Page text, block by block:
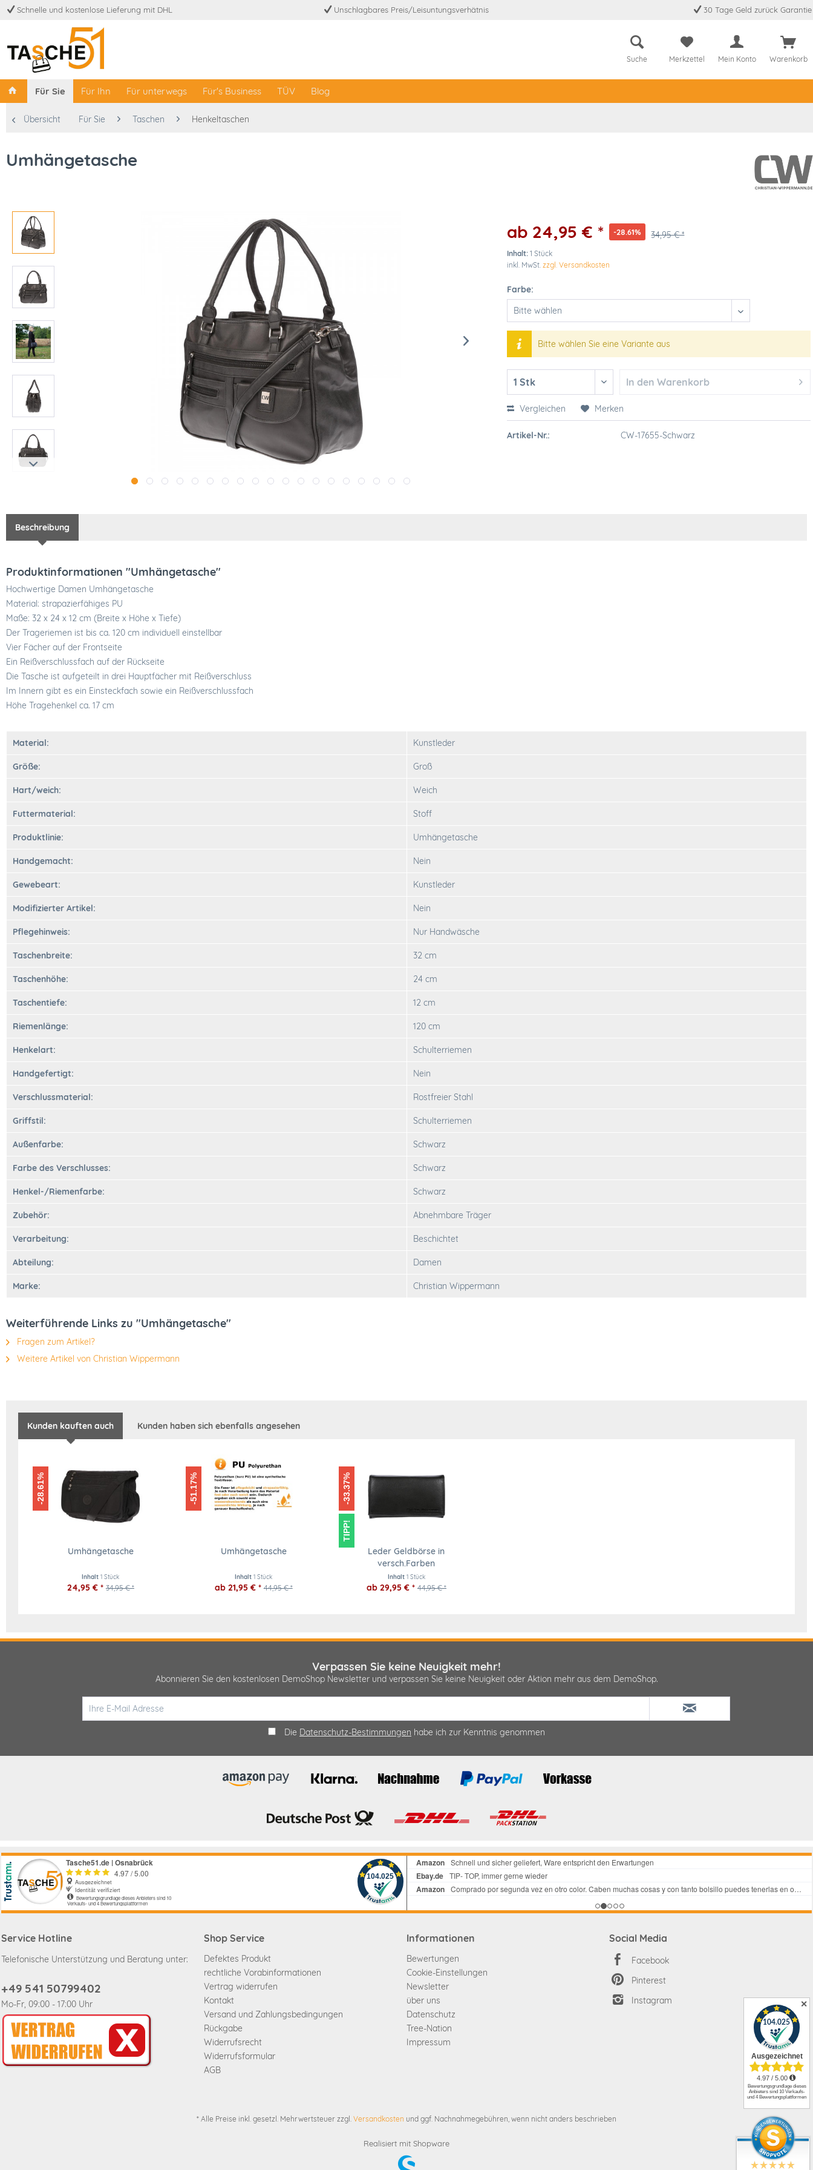
Schnelle und kostenlose Lieferung mit DHL Unschlagbares Preis/Leisuntungsverhätnis 30 Tage Geld zurück Garantie
Suche Merkzettel Mein Konto Warenkorb
Für Sie Für Ihn Für unterwegs Für's Business TÜV Blog
Übersicht Für Sie Taschen Henkeltaschen
Umhängetasche
ab 24,95 € * -28.61% 34,95 € *
Inhalt:1 Stück
inkl. MwSt.zzgl. Versandkosten
Farbe:
Bitte wählen Sie eine Variante aus
In den Warenkorb
Vergleichen Merken
Artikel-Nr.: CW-17655-Schwarz
Beschreibung
Produktinformationen "Umhängetasche"
Hochwertige Damen Umhängetasche
Material: strapazierfähiges PU
Maße: 32 x 24 x 12 cm (Breite x Höhe x Tiefe)
Der Trageriemen ist bis ca. 120 cm individuell einstellbar
Vier Fächer auf der Frontseite
Ein Reißverschlussfach auf der Rückseite
Die Tasche ist aufgeteilt in drei Hauptfächer mit Reißverschluss
Im Innern gibt es ein Einsteckfach sowie ein Reißverschlussfach
Höhe Tragehenkel ca. 17 cm
Material: Kunstleder
Größe: Groß
Hart/weich: Weich
Futtermaterial: Stoff
Produktlinie: Umhängetasche
Handgemacht: Nein
Gewebeart: Kunstleder
Modifizierter Artikel: Nein
Pflegehinweis: Nur Handwäsche
Taschenbreite: 32 cm
Taschenhöhe: 24 cm
Taschentiefe: 12 cm
Riemenlänge: 120 cm
Henkelart: Schulterriemen
Handgefertigt: Nein
Verschlussmaterial: Rostfreier Stahl
Griffstil: Schulterriemen
Außenfarbe: Schwarz
Farbe des Verschlusses: Schwarz
Henkel-/Riemenfarbe: Schwarz
Zubehör: Abnehmbare Träger
Verarbeitung: Beschichtet
Abteilung: Damen
Marke: Christian Wippermann
Weiterführende Links zu "Umhängetasche"
Fragen zum Artikel?
Weitere Artikel von Christian Wippermann
Kunden kauften auch Kunden haben sich ebenfalls angesehen
-28.61%
Umhängetasche
Inhalt1 Stück
24,95 € * 34,95 € *
-51.17%
Umhängetasche
Inhalt1 Stück
ab 21,95 € * 44,95 € *
-33.37%
TIPP!
Leder Geldbörse in
versch.Farben
Inhalt 1 Stück
ab 29,95 € * 44,95 € *
✕
Verpassen Sie keine Neuigkeit mehr!
Abonnieren Sie den kostenlosen DemoShop Newsletter und verpassen Sie keine Neuigkeit oder Aktion mehr aus dem DemoShop.
Die Datenschutz-Bestimmungen habe ich zur Kenntnis genommen
Service Hotline
Telefonische Unterstützung und Beratung unter:
+49 541 50799402
Mo-Fr, 09:00 - 17:00 Uhr
Shop Service
Defektes Produkt
rechtliche Vorabinformationen
Vertrag widerrufen
Kontakt
Versand und Zahlungsbedingungen
Rückgabe
Widerrufsrecht
Widerrufsformular
AGB
Informationen
Bewertungen
Cookie-Einstellungen
Newsletter
über uns
Datenschutz
Tree-Nation
Impressum
Social Media
Facebook
Pinterest
Instagram
* Alle Preise inkl. gesetzl. Mehrwertsteuer zzgl. Versandkosten und ggf. Nachnahmegebühren, wenn nicht anders beschrieben
Realisiert mit Shopware